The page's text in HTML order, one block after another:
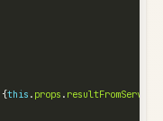
{this . props . resultFromServer